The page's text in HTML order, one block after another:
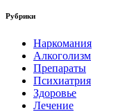
Рубрики
Наркомания
Алкоголизм
Препараты
Психиатрия
Здоровье
Лечение